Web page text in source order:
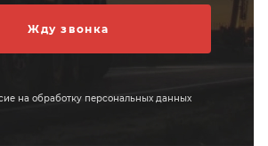
на обработку персональных данных